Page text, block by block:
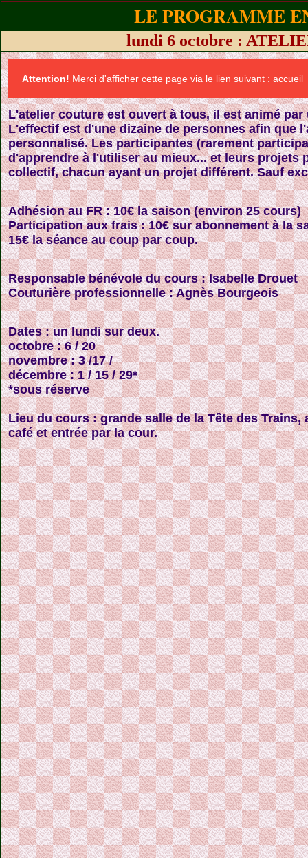
LE PROGRAMME
lundi 6 octobre :
Attention! Merci d'afficher cette page via le lien suivant : accueil
L'atelier couture est ouvert à tous, il est animé
L'effectif est d'une dizaine de personnes afin que
personnalisé.Les participantes (rarement
d'apprendre à l'utiliser au mieux... et leurs projets
collectif, chacun ayant un projet différent. Sauf
Adhésion au FR : 10€ la saison (environ 25 cours)
Participation aux frais : 10€ sur abonnement à la
15€ la séance au coup par coup.
Responsable bénévole du cours : Isabelle Drouet
Couturière professionnelle : Agnès Bourgeois
Dates : un lundi sur deux.
octobre : 6 / 20
novembre : 3 /17 /
décembre : 1 / 15 / 29*
*sous réserve
Lieu du cours : grande salle de la Tête des
café et entrée par la cour.